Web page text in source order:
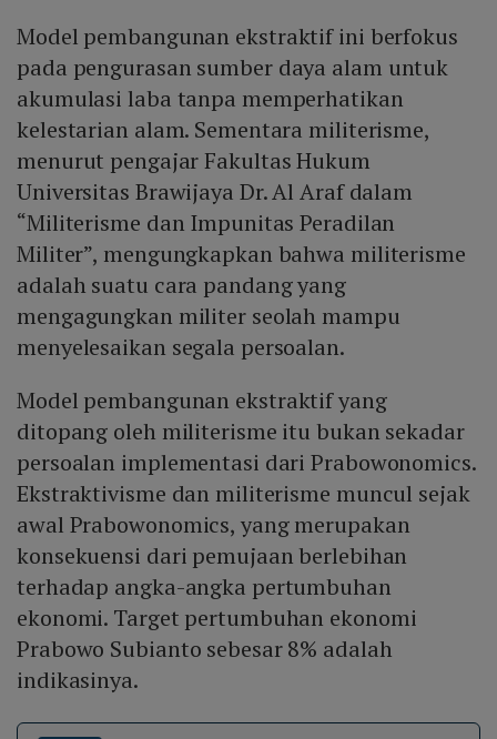
Model pembangunan ekstraktif ini berfokus
pada pengurasan sumber daya alam untuk
akumulasi laba tanpa memperhatikan
kelestarian alam. Sementara militerisme,
menurut pengajar Fakultas Hukum
Universitas Brawijaya Dr. Al Araf dalam
“Militerisme dan Impunitas Peradilan
Militer”, mengungkapkan bahwa militerisme
adalah suatu cara pandang yang
mengagungkan militer seolah mampu
menyelesaikan segala persoalan.
Model pembangunan ekstraktif yang
ditopang oleh militerisme itu bukan sekadar
persoalan implementasi dari Prabowonomics.
Ekstraktivisme dan militerisme muncul sejak
awal Prabowonomics, yang merupakan
konsekuensi dari pemujaan berlebihan
terhadap angka-angka pertumbuhan
ekonomi. Target pertumbuhan ekonomi
Prabowo Subianto sebesar 8% adalah
indikasinya.